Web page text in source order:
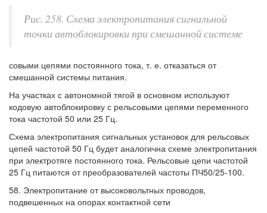
Рис. 258. Схема электропитания сигнальной
точки автоблокировки при смешанной системе
совыми цепями постоянного тока, т. е. отказаться от
смешанной системы питания.
На участках с автономной тягой в основном используют
кодовую автоблокировку с рельсовыми цепями переменного
тока частотой 50 или 25 Гц.
Схема электропитания сигнальных установок для рельсовых
цепей частотой 50 Гц будет аналогична схеме электропитания
при электротяге постоянного тока. Рельсовые цепи частотой
25 Гц питаются от преобразователей частоты ПЧ50/25-100.
58. Электропитание от высоковольтных проводов,
подвешенных на опорах контактной сети